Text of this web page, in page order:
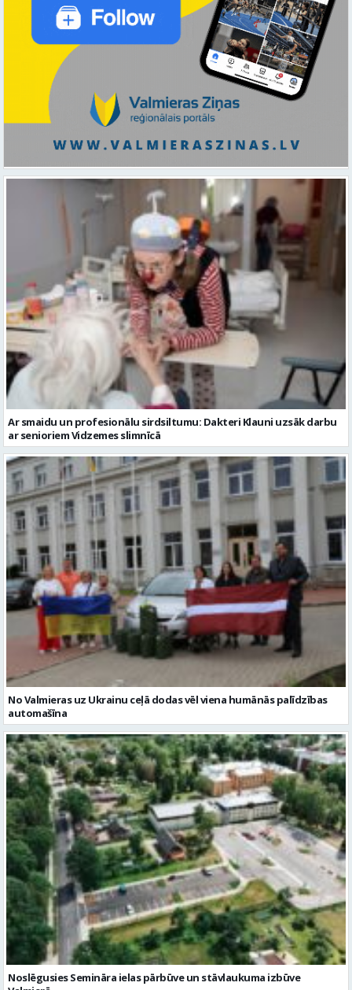
Ar smaidu un profesionālu sirdsiltumu: Dakteri Klauni uzsāk darbu
ar senioriem Vidzemes slimnīcā
No Valmieras uz Ukrainu ceļā dodas vēl viena humānās palīdzības
automašīna
Noslēgusies Semināra ielas pārbūve un stāvlaukuma izbūve